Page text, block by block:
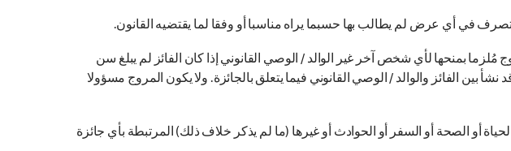
في أي عرض لم يطالب بها حسبما يراه مناسبا أو وفقا لما يقتضيه القانون.
بمنحها لأي شخص آخر غير الوالد / الوصي القانوني إذا كان الفائز لم يبلغ سن
بين الفائز والوالد / الوصي القانوني فيما يتعلق بالجائزة. ولا يكون المروج مسؤولا
أو الصحة أو السفر أو الحوادث أو غيرها (ما لم يذكر خلاف ذلك) المرتبطة بأي جائزة